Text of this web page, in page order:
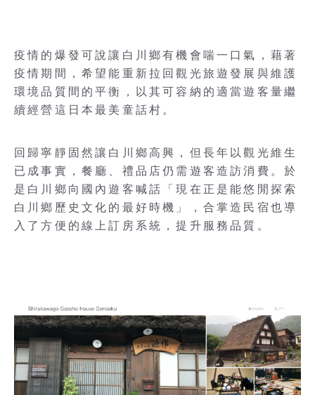
疫情的爆發可說讓白川鄉有機會喘一口氣，藉著
疫情期間，希望能重新拉回觀光旅遊發展與維護
環境品質間的平衡，以其可容納的適當遊客量繼
續經營這日本最美童話村。
回歸寧靜固然讓白川鄉高興，但長年以觀光維生
已成事實，餐廳、禮品店仍需遊客造訪消費。於
是白川鄉向國內遊客喊話「現在正是能悠閒探索
白川鄉歷史文化的最好時機」，合掌造民宿也導
入了方便的線上訂房系統，提升服務品質。